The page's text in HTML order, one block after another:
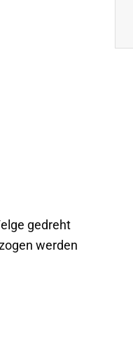
gedreht
werden